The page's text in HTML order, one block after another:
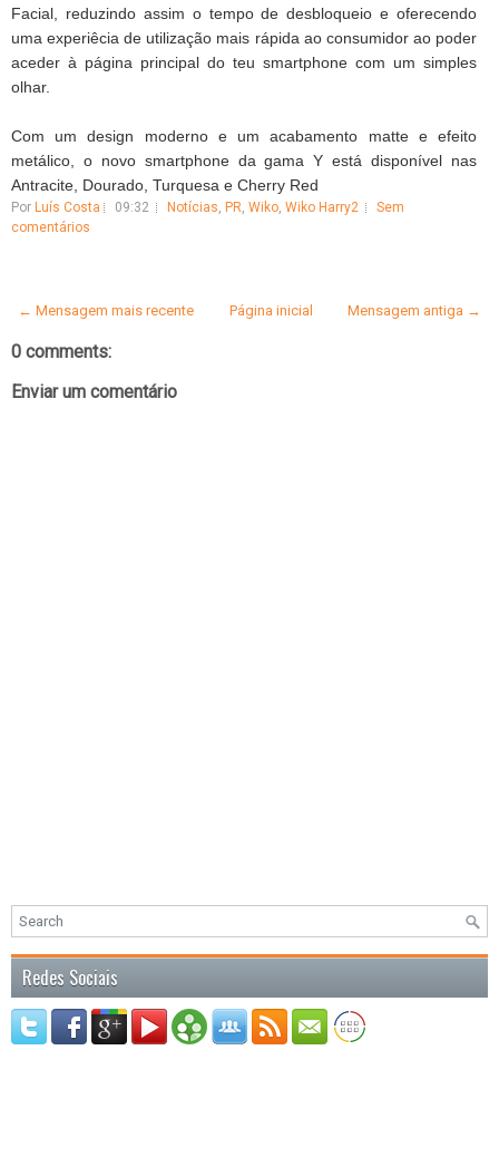
Facial, reduzindo assim o tempo de desbloqueio e oferecendo
uma experiêcia de utilização mais rápida ao consumidor ao poder
aceder à página principal do teu smartphone com um simples
olhar.
Com um design moderno e um acabamento matte e efeito
metálico, o novo smartphone da gama Y está disponível nas
Antracite, Dourado, Turquesa e Cherry Red
Por Luís Costa 09:32 Notícias, PR, Wiko, Wiko Harry2
Sem
comentários
← Mensagem mais recente Mensagem antiga →
Página inicial
0 comments:
Enviar um comentário
Redes Sociais